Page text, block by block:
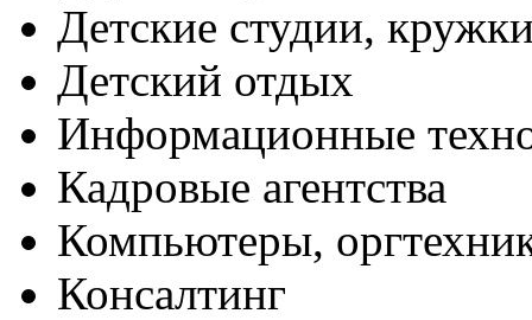
Детские студии,
Детский отдых
Информационные
Кадровые агентства
Компьютеры,
Консалтинг